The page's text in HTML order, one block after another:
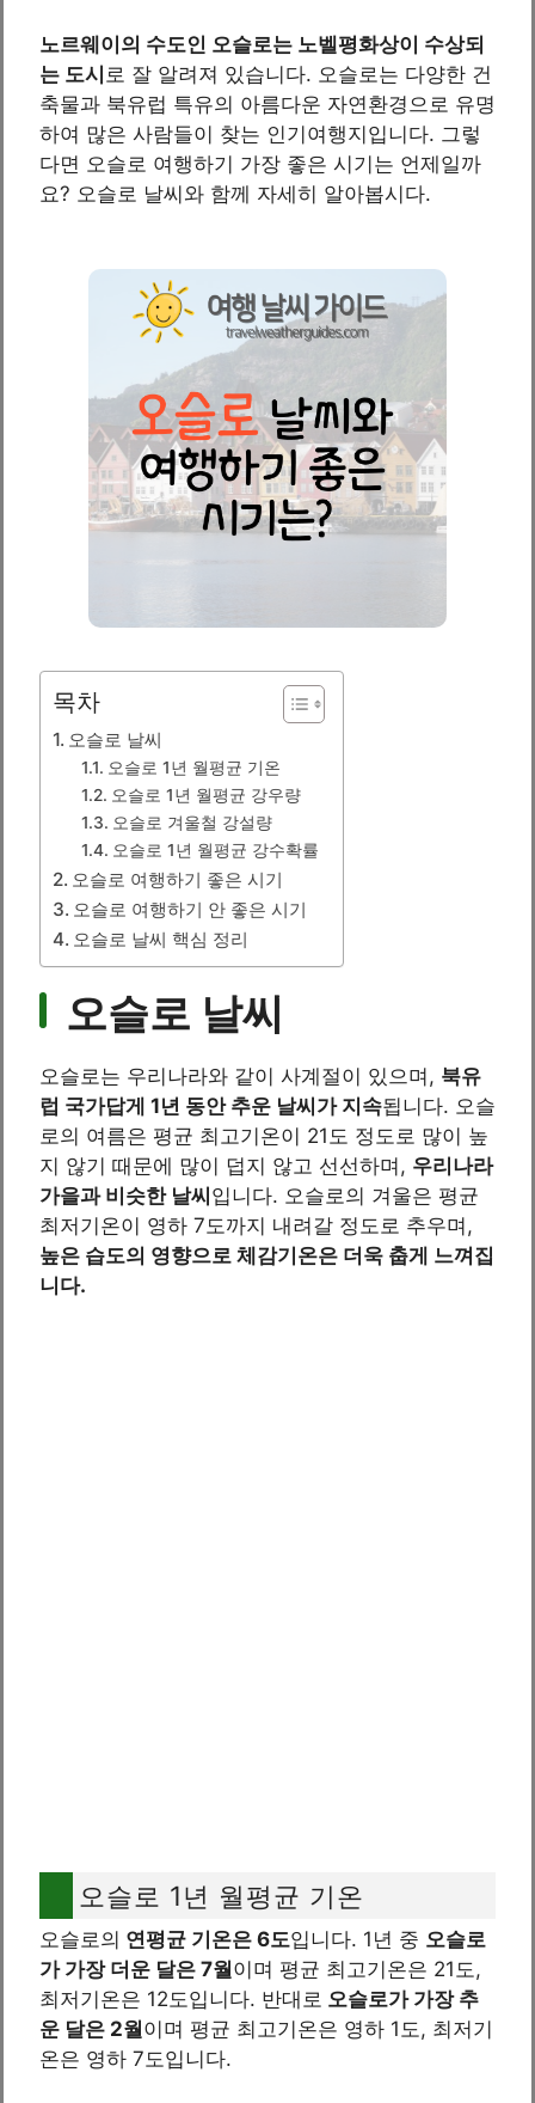
노르웨이의 수도인 오슬로는 노벨평화상이 수상되
는 도시 로 잘 알려져 있습니다. 오슬로는 다양한 건
축물과 북유럽 특유의 아름다운 자연환경으로 유명
하여 많은 사람들이 찾는 인기여행지입니다. 그렇
다면 오슬로 여행하기 가장 좋은 시기는 언제일까
요? 오슬로 날씨와 함께 자세히 알아봅시다.
목차
오슬로 날씨
오슬로 1년 월평균 기온
오슬로 1년 월평균 강우량
오슬로 겨울철 강설량
오슬로 1년 월평균 강수확률
오슬로 여행하기 좋은 시기
오슬로 여행하기 안 좋은 시기
오슬로 날씨 핵심 정리
오슬로 날씨
오슬로는 우리나라와 같이 사계절이 있으며, 북유
럽 국가답게 1년 동안 추운 날씨가 지속됩니다. 오슬
로의 여름은 평균 최고기온이 21도 정도로 많이 높
지 않기 때문에 많이 덥지 않고 선선하며, 우리나라
가을과 비슷한 날씨입니다. 오슬로의 겨울은 평균
최저기온이 영하 7도까지 내려갈 정도로 추우며,
높은 습도의 영향으로 체감기온은 더욱 춥게 느껴집
니다.
오슬로 1년 월평균 기온
오슬로의 연평균 기온은 6도입니다. 1년 중 오슬로
가 가장 더운 달은 7월 이며 평균 최고기온은 21도,
최저기온은 12도입니다. 반대로 오슬로가 가장 추
운 달은 2월 이며 평균 최고기온은 영하 1도, 최저기
온은 영하 7도입니다.